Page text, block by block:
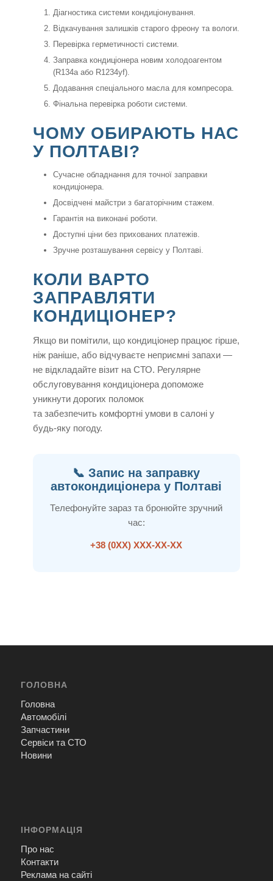
Діагностика системи кондиціонування.
Відкачування залишків старого фреону та вологи.
Перевірка герметичності системи.
Заправка кондиціонера новим холодоагентом
(R134a або R1234yf).
Додавання спеціального масла для компресора.
Фінальна перевірка роботи системи.
ЧОМУ ОБИРАЮТЬ НАС
У ПОЛТАВІ?
Сучасне обладнання для точної заправки
кондиціонера.
Досвідчені майстри з багаторічним стажем.
Гарантія на виконані роботи.
Доступні ціни без прихованих платежів.
Зручне розташування сервісу у Полтаві.
КОЛИ ВАРТО
ЗАПРАВЛЯТИ
КОНДИЦІОНЕР?
Якщо ви помітили, що кондиціонер працює гірше,
ніж раніше, або відчуваєте неприємні запахи —
не відкладайте візит на СТО. Регулярне
обслуговування кондиціонера допоможе
уникнути дорогих поломок
та забезпечить комфортні умови в салоні у
будь-яку погоду.
📞 Запис на заправку
автокондиціонера у Полтаві
Телефонуйте зараз та бронюйте зручний
час:
+38 (0ХХ) ХХХ-ХХ-ХХ
ГОЛОВНА
Головна
Автомобілі
Запчастини
Сервіси та СТО
Новини
ІНФОРМАЦІЯ
Про нас
Контакти
Реклама на сайті